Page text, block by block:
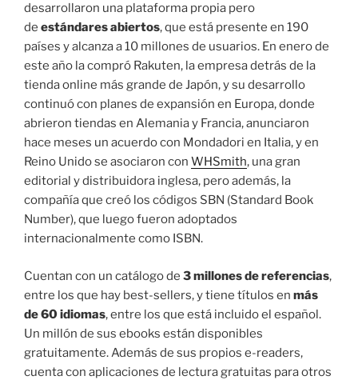
desarrollaron una plataforma propia pero
de estándares abiertos, que está presente en 190
países y alcanza a 10 millones de usuarios. En enero de
este año la compró Rakuten, la empresa detrás de la
tienda online más grande de Japón, y su desarrollo
continuó con planes de expansión en Europa, donde
abrieron tiendas en Alemania y Francia, anunciaron
hace meses un acuerdo con Mondadori en Italia, y en
Reino Unido se asociaron con WHSmith, una gran
editorial y distribuidora inglesa, pero además, la
compañía que creó los códigos SBN (Standard Book
Number), que luego fueron adoptados
internacionalmente como ISBN.
Cuentan con un catálogo de 3 millones de referencias,
entre los que hay best-sellers, y tiene títulos en más
de 60 idiomas, entre los que está incluido el español.
Un millón de sus ebooks están disponibles
gratuitamente. Además de sus propios e-readers,
cuenta con aplicaciones de lectura gratuitas para otros